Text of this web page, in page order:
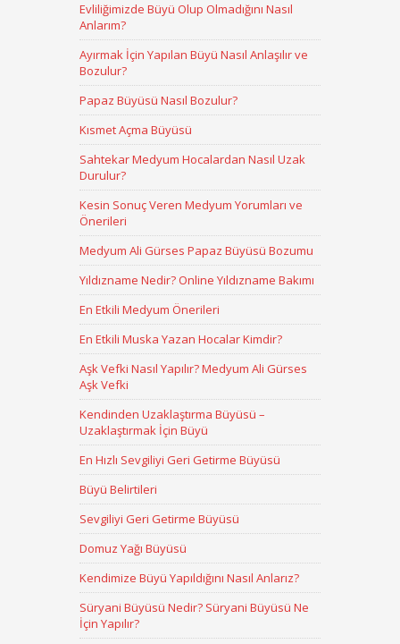
Evliliğimizde Büyü Olup Olmadığını Nasıl
Anlarım?
Ayırmak İçin Yapılan Büyü Nasıl Anlaşılır ve
Bozulur?
Papaz Büyüsü Nasıl Bozulur?
Kısmet Açma Büyüsü
Sahtekar Medyum Hocalardan Nasıl Uzak
Durulur?
Kesin Sonuç Veren Medyum Yorumları ve
Önerileri
Medyum Ali Gürses Papaz Büyüsü Bozumu
Yıldızname Nedir? Online Yıldızname Bakımı
En Etkili Medyum Önerileri
En Etkili Muska Yazan Hocalar Kimdir?
Aşk Vefki Nasıl Yapılır? Medyum Ali Gürses
Aşk Vefki
Kendinden Uzaklaştırma Büyüsü –
Uzaklaştırmak İçin Büyü
En Hızlı Sevgiliyi Geri Getirme Büyüsü
Büyü Belirtileri
Sevgiliyi Geri Getirme Büyüsü
Domuz Yağı Büyüsü
Kendimize Büyü Yapıldığını Nasıl Anlarız?
Süryani Büyüsü Nedir? Süryani Büyüsü Ne
İçin Yapılır?